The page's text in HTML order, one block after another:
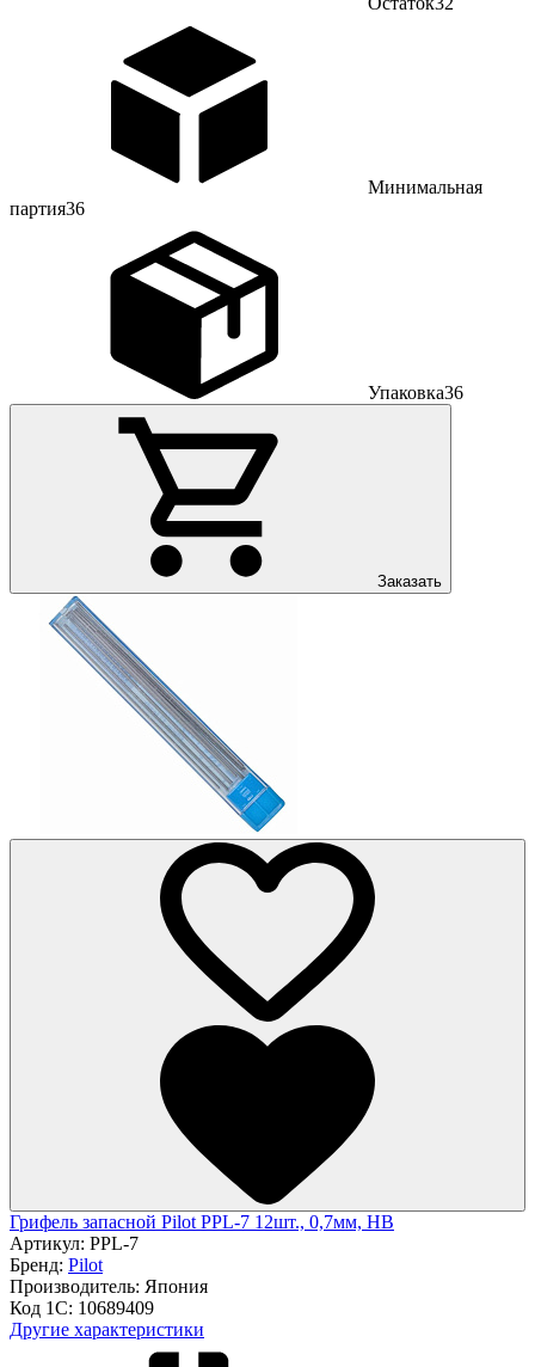
Минимальная
партия36
Упаковка36
Заказать
Грифель запасной Pilot PPL-7 12шт., 0,7мм, HB
Артикул: PPL-7
Бренд: Pilot
Производитель: Япония
Код 1С: 10689409
Другие характеристики